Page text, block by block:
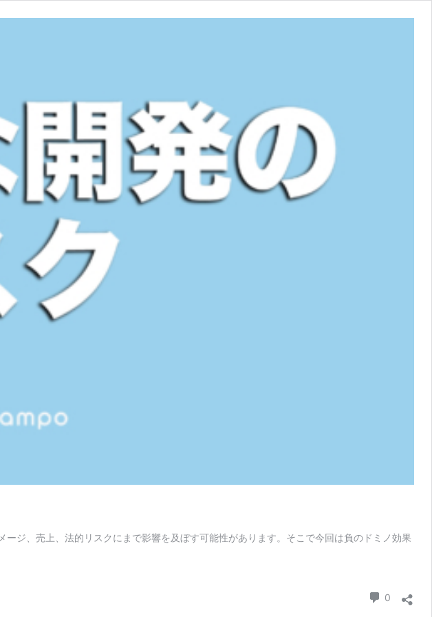
ジ、売上、法的リスクにまで影響を及ぼす可能性があります。そこで今回は負のドミノ効果
0 コメント